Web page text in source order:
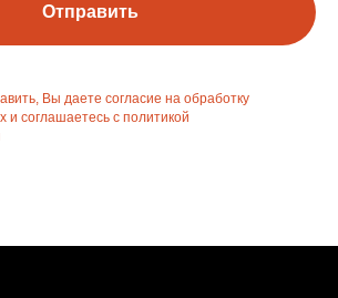
Отправить
Вы даете согласие на обработку
соглашаетесь с политикой